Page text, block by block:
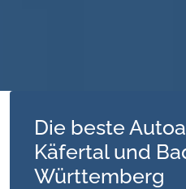
Die beste
Käfertal und
Württemberg